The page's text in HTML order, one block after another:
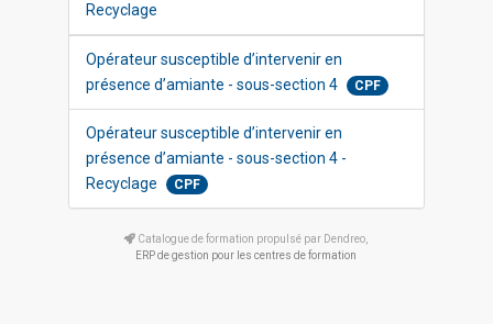
Recyclage
Opérateur susceptible d’intervenir en
présence d’amiante - sous-section 4
CPF
Opérateur susceptible d’intervenir en
présence d’amiante - sous-section 4 -
Recyclage
CPF
Catalogue de formation propulsé par Dendreo,
ERP de gestion pour les centres de formation